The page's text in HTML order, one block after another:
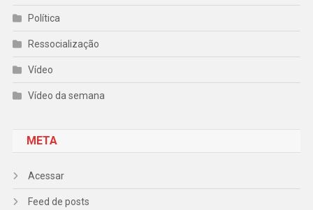
Política
Ressocialização
Vídeo
Vídeo da semana
META
Acessar
Feed de posts